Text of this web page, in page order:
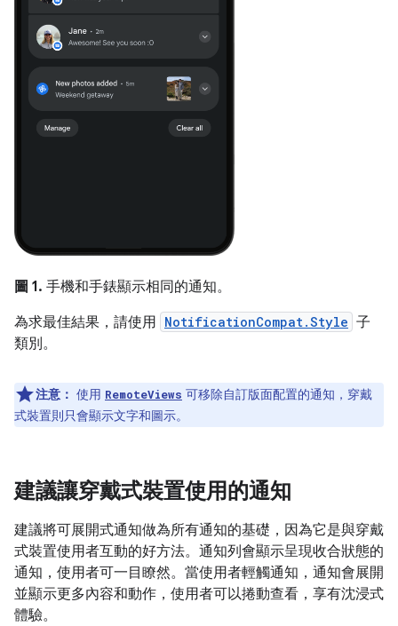
圖 1. 手機和手錶顯示相同的通知。
為求最佳結果，請使用 NotificationCompat.Style 子
類別。
注意： 使用 RemoteViews 可移除自訂版面配置的通知，穿戴
式裝置則只會顯示文字和圖示。
建議讓穿戴式裝置使用的通知
建議將可展開式通知做為所有通知的基礎，因為它是與穿戴
式裝置使用者互動的好方法。通知列會顯示呈現收合狀態的
通知，使用者可一目瞭然。當使用者輕觸通知，通知會展開
並顯示更多內容和動作，使用者可以捲動查看，享有沈浸式
體驗。